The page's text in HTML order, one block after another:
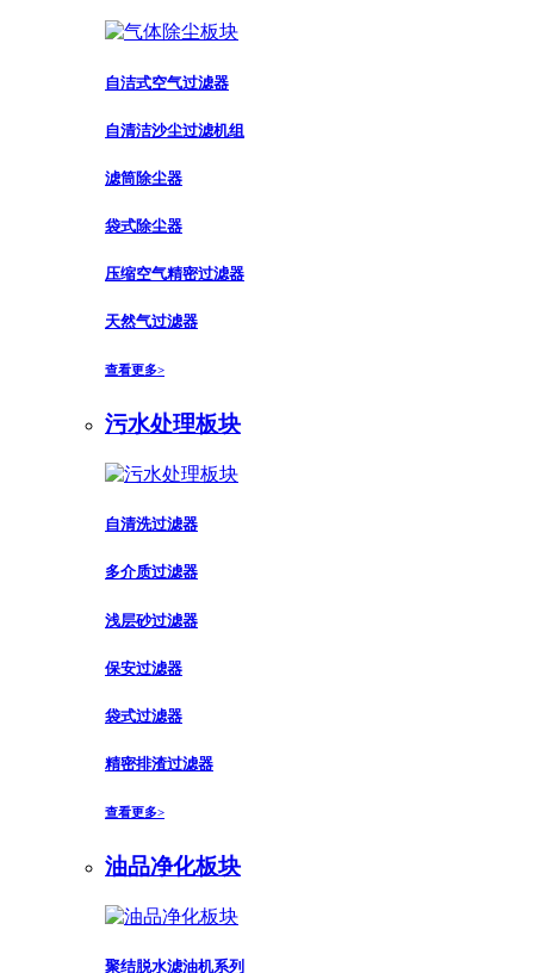
自洁式空气过滤器
自清洁沙尘过滤机组
滤筒除尘器
袋式除尘器
压缩空气精密过滤器
天然气过滤器
查看更多>
污水处理板块
自清洗过滤器
多介质过滤器
浅层砂过滤器
保安过滤器
袋式过滤器
精密排渣过滤器
查看更多>
油品净化板块
聚结脱水滤油机系列